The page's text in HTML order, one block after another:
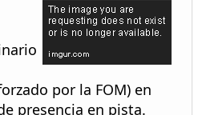
por la FOM) en
presencia en pista.